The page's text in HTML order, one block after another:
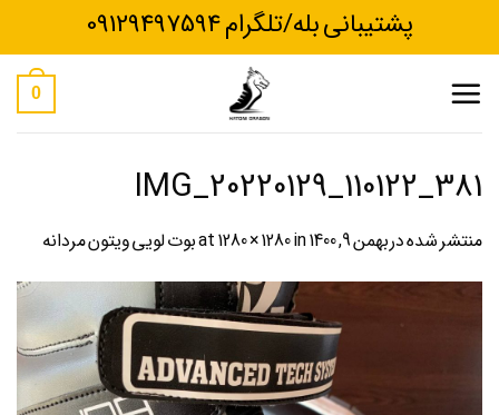
پشتیبانی بله/تلگرام 09129497594
0
IMG_20220129_110122_381
منتشر شده دربهمن 9, 1400 1280 × 1280in بوت لویی ویتون مردانه